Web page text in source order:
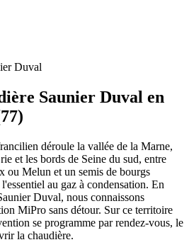
Duval
Saunier Duval en
déroule la vallée de la Marne,
et les bords de Seine du sud, entre
ou Melun et un semis de bourgs
au gaz à condensation. En
Duval, nous connaissons
MiPro sans détour. Sur ce territoire
se programme par rendez-vous, le
la chaudière.